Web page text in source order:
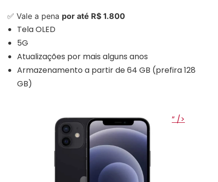
✅ Vale a pena por até R$ 1.800
Tela OLED
5G
Atualizações por mais alguns anos
Armazenamento a partir de 64 GB (prefira 128
GB)
” />